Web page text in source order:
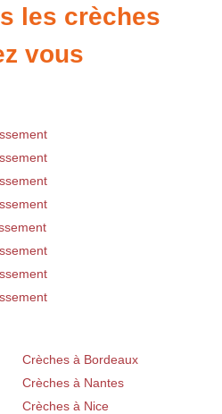
les crèches
vous
Crèches à Bordeaux
Crèches à Nantes
Crèches à Nice